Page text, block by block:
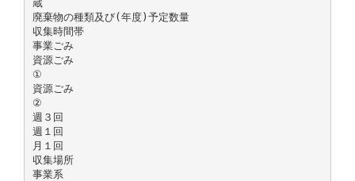
蔵
廃棄物の種類及び(年度)予定数量
収集時間帯
事業ごみ
資源ごみ
①
資源ごみ
②
週３回
週１回
月１回
収集場所
事業系